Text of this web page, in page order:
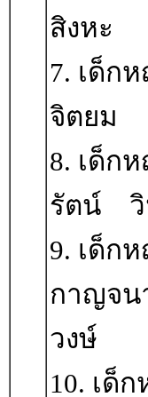
สิงหะ
7. เด็
จิตยม
8. เด็ก
รัตน์ วิ
9. เด็ก
กาญจ
วงษ์
10. เด็